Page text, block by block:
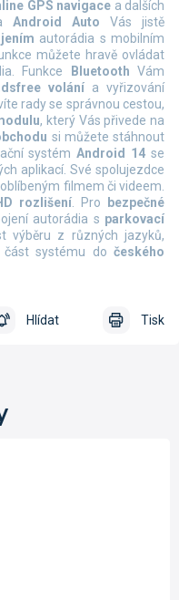
GPS navigace a dalších
Android Auto Vás jistě
autorádia s mobilním
můžete hravě ovládat
Funkce
Bluetooth Vám
volánía vyřizování
rady se správnou cestou,
, který Vás přivede na
si můžete stáhnout
systémAndroid 14 se
aplikací. Své spolujezdce
filmem či videem.
rozlišení. Pro
bezpečné
autorádia s parkovací
výběru z různých jazyků,
část systému do českého
Tisk
Hlídat